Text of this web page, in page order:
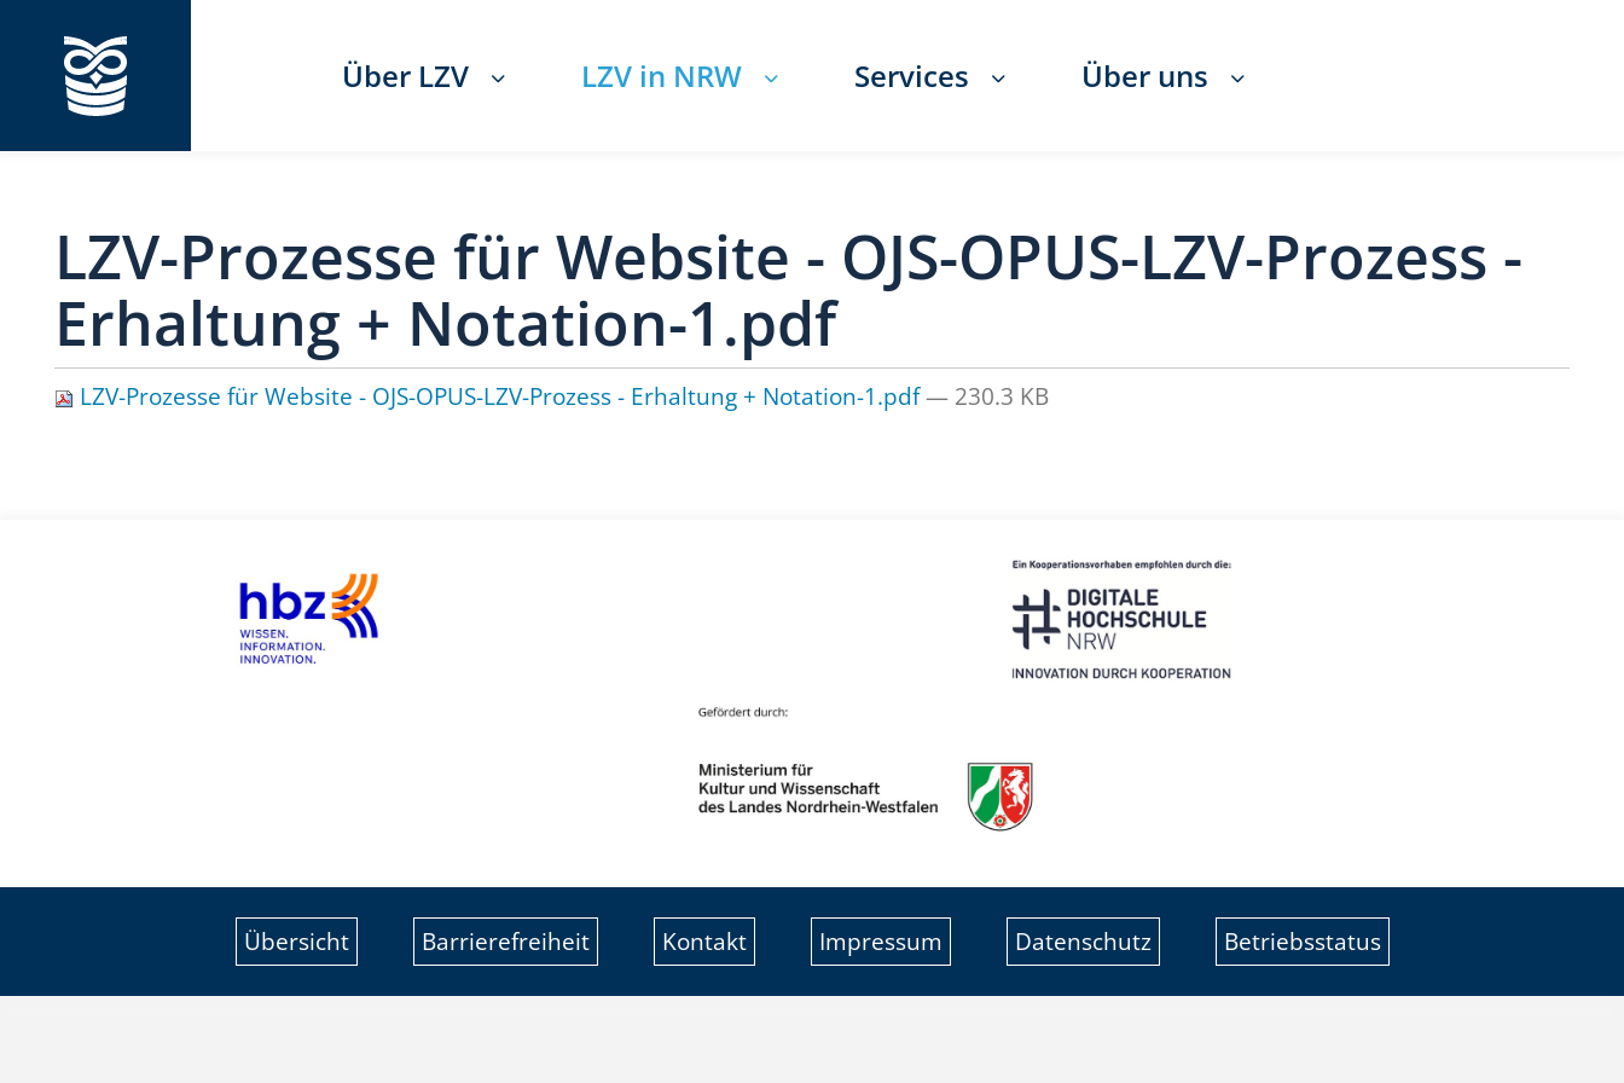
Über LZV LZV in NRW Services Über uns
LZV-Prozesse für Website - OJS-OPUS-LZV-Prozess -
Erhaltung + Notation-1.pdf
LZV-Prozesse für Website - OJS-OPUS-LZV-Prozess - Erhaltung + Notation-1.pdf— 230.3 KB
Übersicht Barrierefreiheit Kontakt Impressum Datenschutz Betriebsstatus